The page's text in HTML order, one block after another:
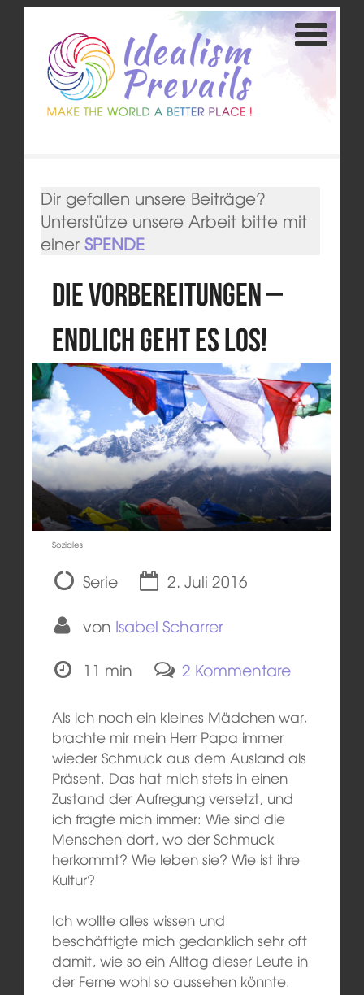
Dir gefallen unsere Beiträge?
Unterstütze unsere Arbeit bitte mit
einer SPENDE
Die Vorbereitungen –
endlich geht es los!
Soziales
Serie
2. Juli 2016
von Isabel Scharrer
11 min
2 Kommentare
Als ich noch ein kleines Mädchen war,
brachte mir mein Herr Papa immer
wieder Schmuck aus dem Ausland als
Präsent. Das hat mich stets in einen
Zustand der Aufregung versetzt, und
ich fragte mich immer: Wie sind die
Menschen dort, wo der Schmuck
herkommt? Wie leben sie? Wie ist ihre
Kultur?
Ich wollte alles wissen und
beschäftigte mich gedanklich sehr oft
damit, wie so ein Alltag dieser Leute in
der Ferne wohl so aussehen könnte.